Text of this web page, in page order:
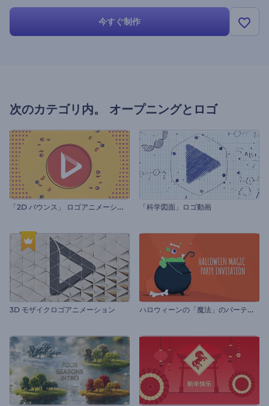
も、個人的な願いでも、このイントロはあなたのホリデー動画を忘れられ
ないものにします。今すぐお試しを！
今すぐ制作
次のカテゴリ内。 オープニングとロゴ
「
2D バウンス」 ロゴアニメーション 「科学図面」ロゴ動画
3D モザイクロゴアニメーション ハ
ロウィーンの「魔法」のパーティーの招待状